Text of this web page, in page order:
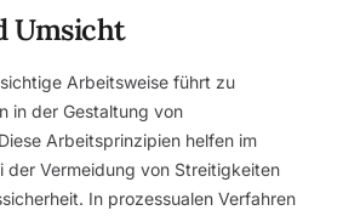
Umsicht
Arbeitsweise führt zu
in der Gestaltung von
Arbeitsprinzipien helfen im
der Vermeidung von Streitigkeiten
In prozessualen Verfahren